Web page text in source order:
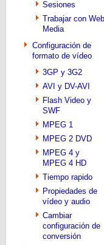
Sesiones
Trabajar con Web
Media
Configuración de
formato de vídeo
3GP y 3G2
AVI y DV-AVI
Flash Video y
SWF
MPEG 1
MPEG 2 DVD
MPEG 4 y
MPEG 4 HD
Tiempo rapido
Propiedades de
vídeo y audio
Cambiar
configuración de
conversión